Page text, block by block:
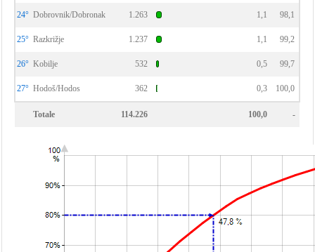
24° Dobrovnik/Dobronak 1.263 1,1 98,1
25° Razkrižje 1.237 1,1 99,2
26° Kobilje 532 0,5 99,7
27° Hodoš/Hodos 362 0,3 100,0
Totale 114.226 100,0 -